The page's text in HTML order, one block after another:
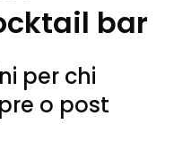
bar
per chi
o post